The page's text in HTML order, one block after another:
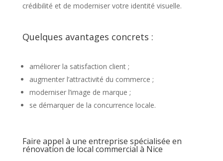
crédibilité et de moderniser votre identité visuelle.
Quelques avantages concrets :
améliorer la satisfaction client ;
augmenter l’attractivité du commerce ;
moderniser l’image de marque ;
se démarquer de la concurrence locale.
Faire appel à une entreprise spécialisée en
rénovation de local commercial à Nice